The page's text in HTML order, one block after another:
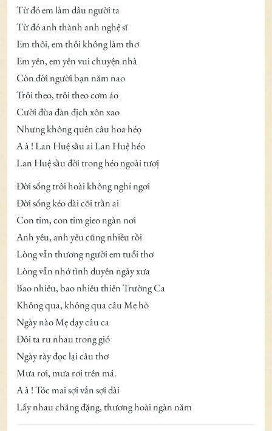
Từ đó em làm dâu người ta
Từ đó anh thành anh nghệ sĩ
Em thôi, em thôi không làm thơ
Em yên, em yên vui chuyện nhà
Còn đời người bạn năm nao
Trôi theo, trôi theo cơm áo
Cười đùa đàn địch xôn xao
Nhưng không quên câu hoa héọ
A à ! Lan Huệ sầu ai Lan Huệ héo
Lan Huệ sầu đời trong héo ngoài tươị
Ðời sống trôi hoài không nghỉ ngơi
Ðời sống kéo dài cõi trần ai
Con tim, con tim gieo ngàn nơi
Anh yêu, anh yêu cũng nhiều rồi
Lòng vẫn thương người em tuổi thơ
Lòng vẫn nhớ tình duyên ngày xưa
Bao nhiêu, bao nhiêu thiên Trường Ca
Không qua, không qua câu Mẹ hò
Ngày nào Mẹ dạy câu ca
Ðôi ta ru nhau trong gió
Ngày rày đọc lại câu thơ
Mưa rơi, mưa rơi trên má.
A à ! Tóc mai sợi vắn sợi dài
Lấy nhau chẳng đặng, thương hoài ngàn năm